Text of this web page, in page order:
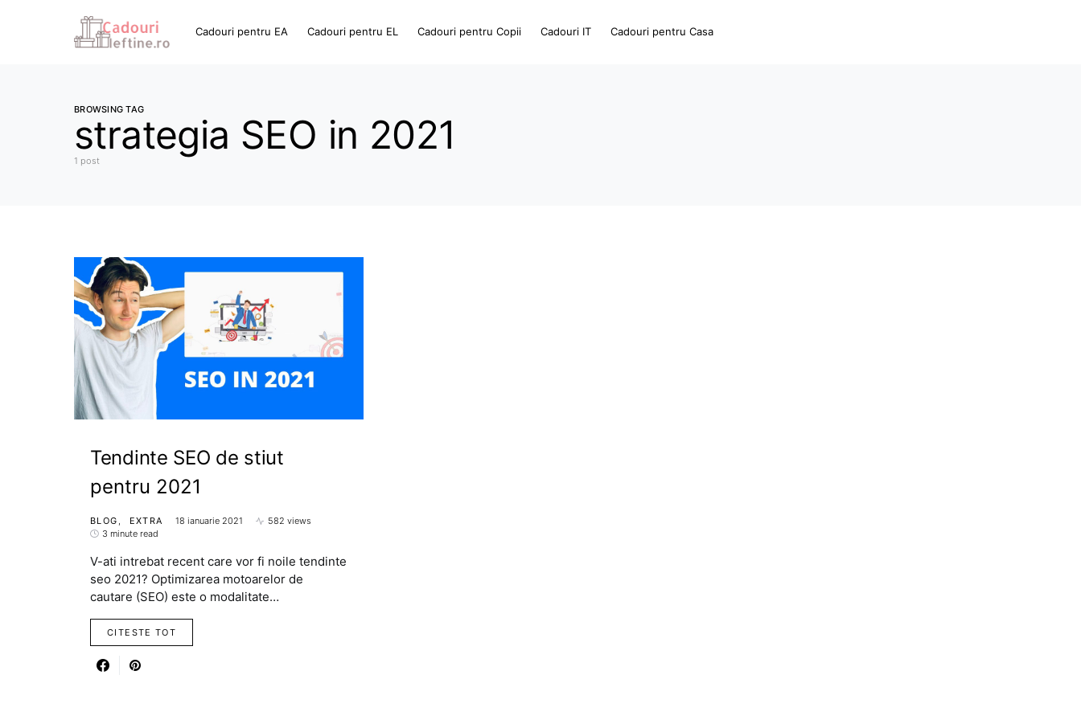
Cadouri pentru EA Cadouri pentru EL Cadouri pentru Copii Cadouri IT Cadouri pentru Casa
BROWSING TAG
strategia SEO in 2021
1 post
Tendinte SEO de stiut
pentru 2021
BLOG EXTRA 18 ianuarie 2021
582 views
3 minute read
V-ati intrebat recent care vor fi noile tendinte
seo 2021? Optimizarea motoarelor de
cautare (SEO) este o modalitate…
CITESTE TOT